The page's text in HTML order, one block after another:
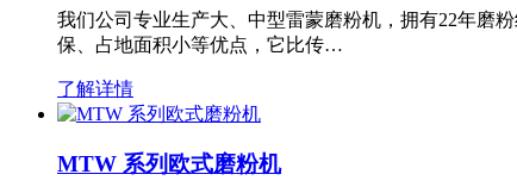
我们公司专业生产大、中型雷蒙磨粉机，拥有22年磨
保、占地面积小等优点，它比传…
了解详情
MTW 系列欧式磨粉机